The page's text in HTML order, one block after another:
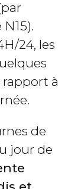
24, les
à
de
jour de